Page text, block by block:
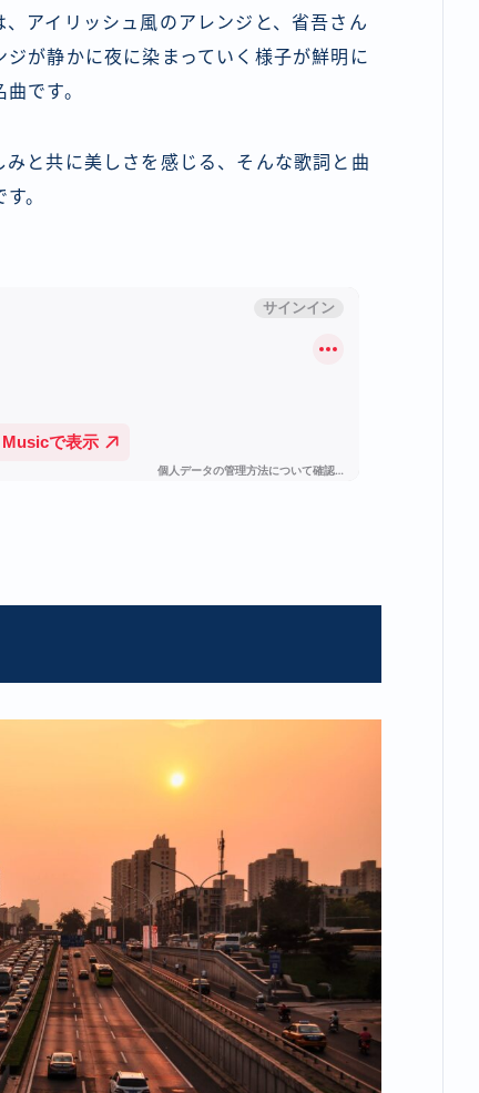
、アイリッシュ風のアレンジと、省吾さん
が静かに夜に染まっていく様子が鮮明に
です。
と共に美しさを感じる、そんな歌詞と曲
。